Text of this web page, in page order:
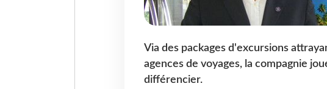
Via des packages d'excursions
agences de voyages, la compagnie
différencier.